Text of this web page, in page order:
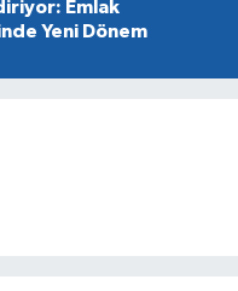
Emlak
Yeni Dönem